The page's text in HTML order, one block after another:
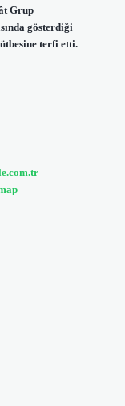
Grup
gösterdiği
terfi etti.